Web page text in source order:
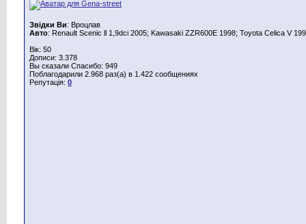
Звідки Ви: Вроцлав
Авто: Renault Scenic ll 1,9dci 2005; Kawasaki ZZR600E 1998; Toyota Celica V
Вік: 50
Дописи: 3.378
Вы сказали Спасибо: 949
Поблагодарили 2.968 раз(а) в 1.422 сообщениях
Репутація: 0